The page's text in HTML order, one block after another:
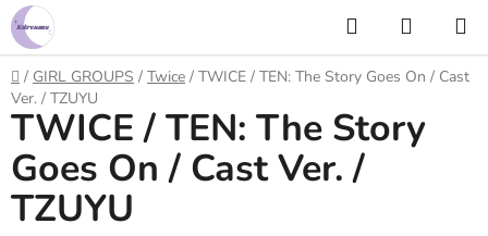
Prejsť
na
obsah
Hľadať
KOŠÍK
Domov
/ GIRL GROUPS / Twice / TWICE / TEN: The Story Goes On / Cast
Ver. / TZUYU
TWICE / TEN: The Story
Goes On / Cast Ver. /
TZUYU